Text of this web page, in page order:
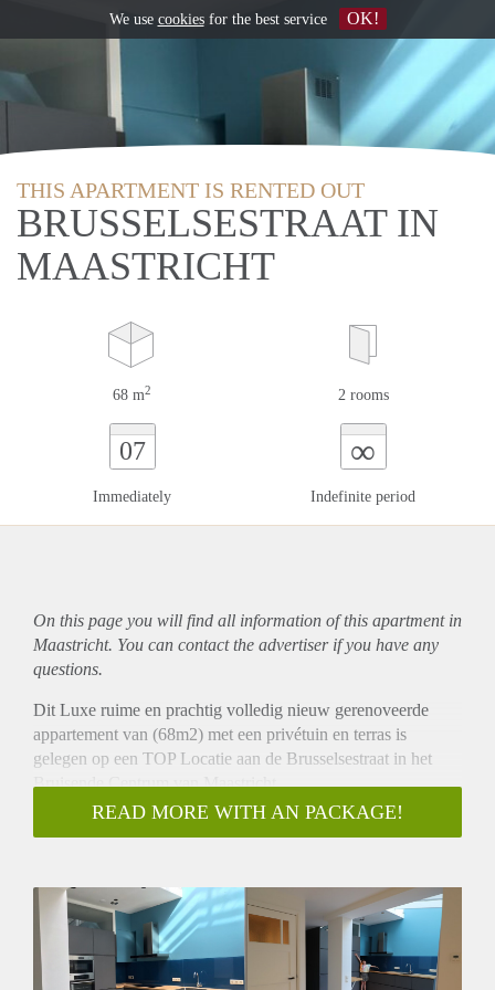
THIS APARTMENT IS RENTED OUT
BRUSSELSESTRAAT IN
MAASTRICHT
68 m2 2 rooms
07
Immediately
∞
Indefinite period
On this page you will find all information of this apartmentin
Maastricht. You can contact the advertiser if you have any
questions.
Dit Luxe ruime en prachtig volledig nieuw gerenoveerde
appartement van (68m2) met een privétuin en terras is
gelegen op een TOP Locatie aan de Brusselsestraat in het
Bruisende Centrum van Maastricht.
De woning is gelegen op de begane grond die via grote
openslaande deuren directe toegang bied tot een onder
Bij binnenkomst kom je aan in de ruime hal waar zich een
apart toilet met fontein bevindt (1,5m2).
De ruime leefkeuken die voorzien is van alle gemakken en
luxe is uitgerust diverse nieuwe ingebouwd apparatuur zoals:
READ MORE WITH AN PACKAGE!
We use cookiesfor the best service OK!